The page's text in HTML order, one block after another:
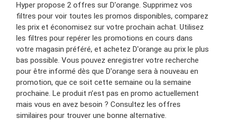
Hyper propose 2 offres sur D'orange. Supprimez vos
filtres pour voir toutes les promos disponibles, comparez
les prix et économisez sur votre prochain achat. Utilisez
les filtres pour repérer les promotions en cours dans
votre magasin préféré, et achetez D'orange au prix le plus
bas possible. Vous pouvez enregistrer votre recherche
pour être informé dès que D'orange sera à nouveau en
promotion, que ce soit cette semaine ou la semaine
prochaine. Le produit n’est pas en promo actuellement
mais vous en avez besoin ? Consultez les offres
similaires pour trouver une bonne alternative.